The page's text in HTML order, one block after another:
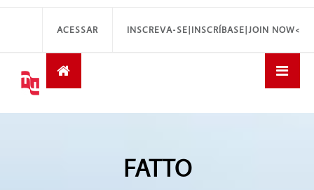
INSCREVA-SE|INSCRÍBASE|JOIN NOW<
ACESSAR
FATTO